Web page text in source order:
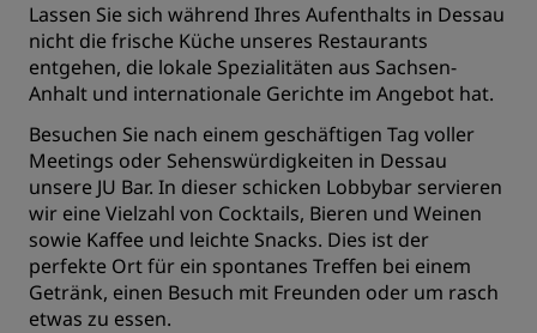
Lassen Sie sich während Ihres Aufenthalts in Dessau
nicht die frische Küche unseres Restaurants
entgehen, die lokale Spezialitäten aus Sachsen-
Anhalt und internationale Gerichte im Angebot hat.
Besuchen Sie nach einem geschäftigen Tag voller
Meetings oder Sehenswürdigkeiten in Dessau
unsere JU Bar. In dieser schicken Lobbybar servieren
wir eine Vielzahl von Cocktails, Bieren und Weinen
sowie Kaffee und leichte Snacks. Dies ist der
perfekte Ort für ein spontanes Treffen bei einem
Getränk, einen Besuch mit Freunden oder um rasch
etwas zu essen.